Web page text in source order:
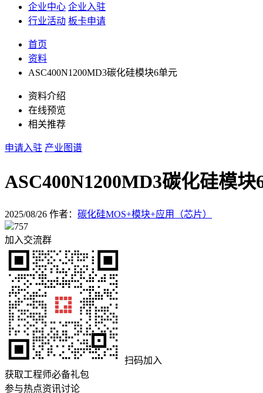
企业中心 企业入驻
行业活动 板卡申请
首页
资料
ASC400N1200MD3碳化硅模块6单元
资料介绍
在线预览
相关推荐
申请入驻 产业图谱
ASC400N1200MD3碳化硅模块
2025/08/26 作者： 碳化硅MOS+模块+应用（芯片）
757
加入交流群
扫码加入
获取工程师必备礼包
参与热点资讯讨论